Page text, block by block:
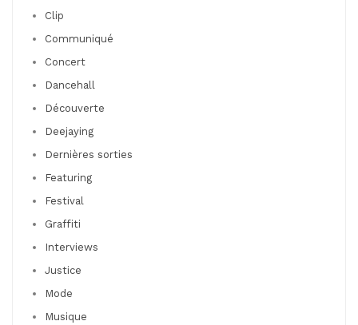
Clip
Communiqué
Concert
Dancehall
Découverte
Deejaying
Dernières sorties
Featuring
Festival
Graffiti
Interviews
Justice
Mode
Musique